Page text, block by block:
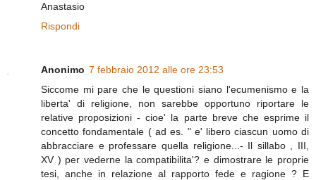
Anastasio
Rispondi
Anonimo 7 febbraio 2012 alle ore 23:53
Siccome mi pare che le questioni siano l'ecumenismo e la
liberta' di religione, non sarebbe opportuno riportare le
relative proposizioni - cioe' la parte breve che esprime il
concetto fondamentale ( ad es. " e' libero ciascun uomo di
abbracciare e professare quella religione...- Il sillabo , III,
XV ) per vederne la compatibilita'? e dimostrare le proprie
tesi, anche in relazione al rapporto fede e ragione ? E